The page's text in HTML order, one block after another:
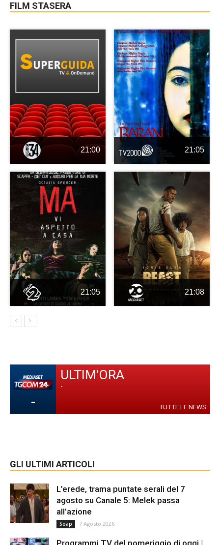
FILM STASERA
21:00 21:05
21:05 21:08
-
ULTIM'ORA
-
TUTTE LE NEWS
GLI ULTIMI ARTICOLI
L’erede, trama puntate serali del 7
agosto su Canale 5: Melek passa
all’azione
Soap 7 Agosto 2026